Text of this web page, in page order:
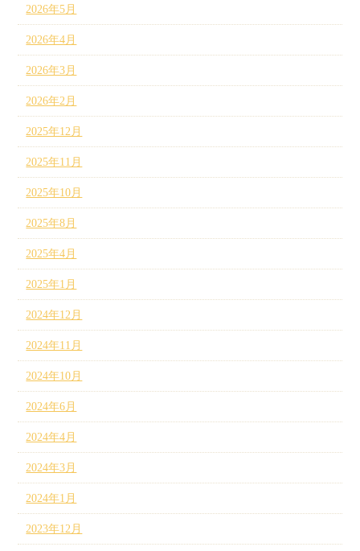
2026年5月
2026年4月
2026年3月
2026年2月
2025年12月
2025年11月
2025年10月
2025年8月
2025年4月
2025年1月
2024年12月
2024年11月
2024年10月
2024年6月
2024年4月
2024年3月
2024年1月
2023年12月